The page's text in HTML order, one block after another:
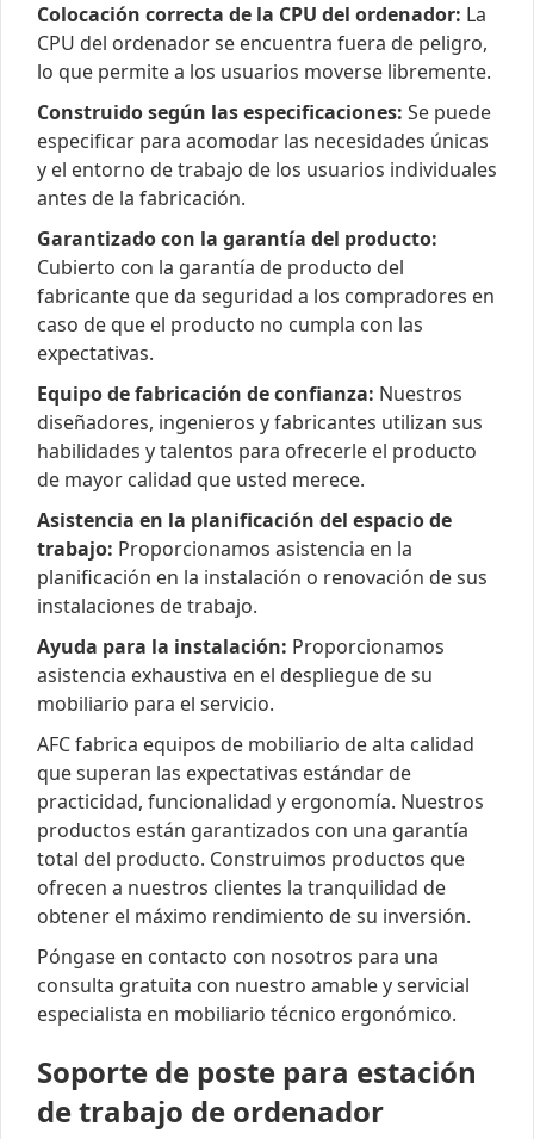
Colocación correcta de la CPU del ordenador: La
CPU del ordenador se encuentra fuera de peligro,
lo que permite a los usuarios moverse libremente.
Construido según las especificaciones: Se puede
especificar para acomodar las necesidades únicas
y el entorno de trabajo de los usuarios individuales
antes de la fabricación.
Garantizado con la garantía del producto:
Cubierto con la garantía de producto del
fabricante que da seguridad a los compradores en
caso de que el producto no cumpla con las
expectativas.
Equipo de fabricación de confianza: Nuestros
diseñadores, ingenieros y fabricantes utilizan sus
habilidades y talentos para ofrecerle el producto
de mayor calidad que usted merece.
Asistencia en la planificación del espacio de
trabajo: Proporcionamos asistencia en la
planificación en la instalación o renovación de sus
instalaciones de trabajo.
Ayuda para la instalación: Proporcionamos
asistencia exhaustiva en el despliegue de su
mobiliario para el servicio.
AFC fabrica equipos de mobiliario de alta calidad
que superan las expectativas estándar de
practicidad, funcionalidad y ergonomía. Nuestros
productos están garantizados con una garantía
total del producto. Construimos productos que
ofrecen a nuestros clientes la tranquilidad de
obtener el máximo rendimiento de su inversión.
Póngase en contacto con nosotros para una
consulta gratuita con nuestro amable y servicial
especialista en mobiliario técnico ergonómico.
Soporte de poste para estación
de trabajo de ordenador